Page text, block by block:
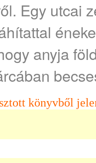
Egy utcai
anyja
könyvből